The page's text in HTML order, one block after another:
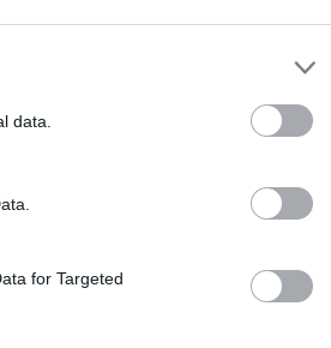
data.
for Targeted
sulla Basilica